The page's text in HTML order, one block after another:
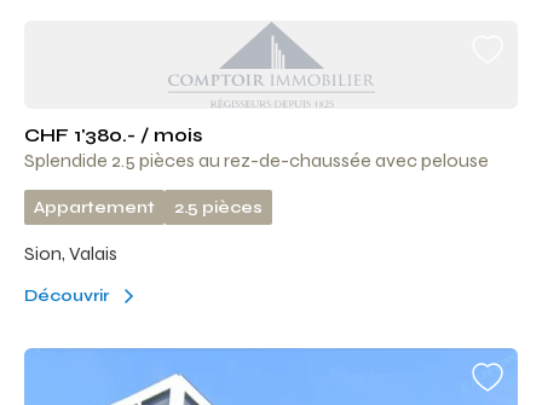
CHF 1'380.- / mois
Splendide 2.5 pièces au rez-de-chaussée avec pelouse
Appartement 2.5 pièces
Sion, Valais
Découvrir